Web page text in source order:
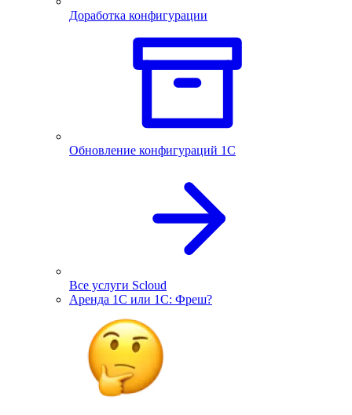
Доработка конфигурации
Обновление конфигураций 1С
Все услуги Scloud
Аренда 1С или 1С: Фреш?